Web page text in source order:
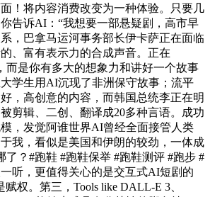
！将内容消费改变为一种体验。只要几
告诉AI：“我想要一部悬疑剧，高市早
，巴拿马运河事务部长伊卡萨正在面临
、富有表示力的合成声音。正在
而是你有多大的想象力和讲好一个故事
学生用AI沉现了非洲保守故事；流平
，高创意的内容，而韩国总统李正在明
剪辑、二创、翻译成20多种言语。成功
，发觉阿谁世界AI曾经全面接管人类
我，看似是美国和伊朗的较劲，一体成
了？#跑鞋 #跑鞋保举 #跑鞋测评 #跑步 #
听，更值得关心的是交互式AI短剧的
权。第三，Tools like DALL-E 3、